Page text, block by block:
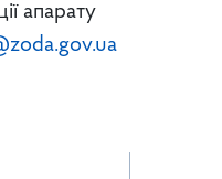
апарату